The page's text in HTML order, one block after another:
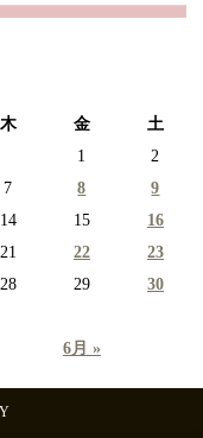
木 金 土
6月 »
1
2
7 8
9
14 15
16
21 22
23
28 29
30